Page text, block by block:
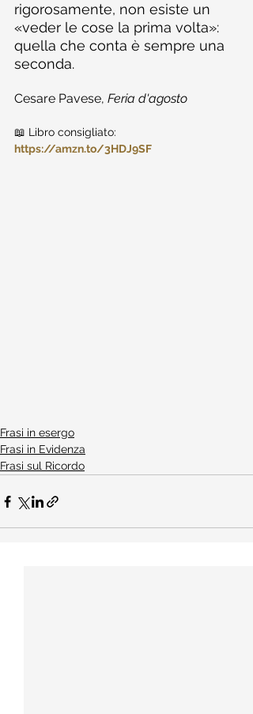
rigorosamente, non esiste un
«veder le cose la prima volta»:
quella che conta è sempre una
seconda.
Cesare Pavese, Feria d'agosto
📖 Libro consigliato:
https://amzn.to/3HDJ9SF
Frasi in esergo
Frasi in Evidenza
Frasi sul Ricordo